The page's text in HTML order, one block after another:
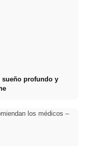
sueño profundo y